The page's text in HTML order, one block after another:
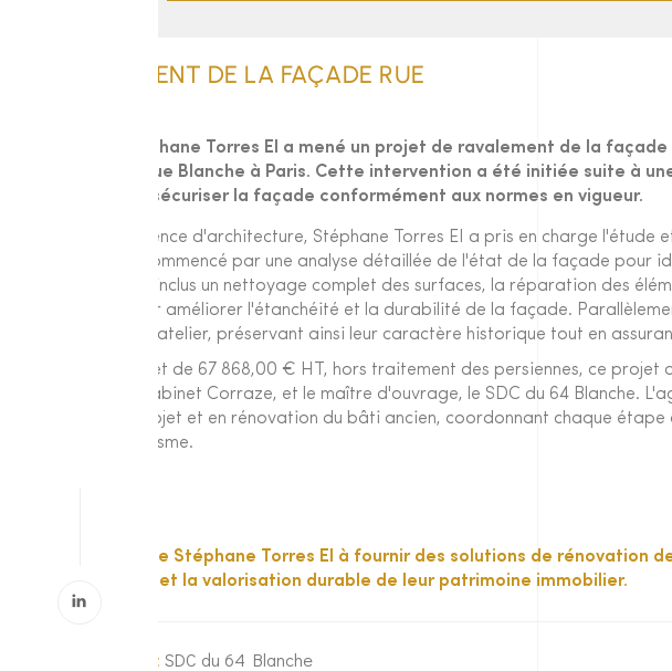
RAVALEMENT DE LA FAÇADE RUE
En 2023, Stéphane Torres EI a mené un projet de ravalement de la
situé au 64, rue Blanche à Paris. Cette intervention a été initiée suite à
restaurer et sécuriser la façade conformément aux normes en vigueur.
En tant qu'agence d'architecture, Stéphane Torres EI a pris en charge l'étude
travaux ont commencé par une analyse détaillée de l'état de la façade pour
ravalement a inclus un nettoyage complet des surfaces, la réparation des
des joints pour améliorer l'étanchéité et la durabilité de la façade.
restaurées en atelier, préservant ainsi leur caractère historique tout en
Avec un budget de 67 868,00 € HT, hors traitement des persiennes, ce
le syndic, le Cabinet Corraze, et le maître d'ouvrage, le SDC du 64 Blanche.
gestion de projet et en rénovation du bâti ancien, coordonnant chaque
professionnalisme.
L'engagement de Stéphane Torres EI à fournir des solutions de
copropriétaires et la valorisation durable de leur patrimoine immobilier.
Maître d'ouvrage : SDC du 64 Blanche